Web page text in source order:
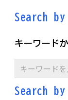
Search by
キーワード
Search by